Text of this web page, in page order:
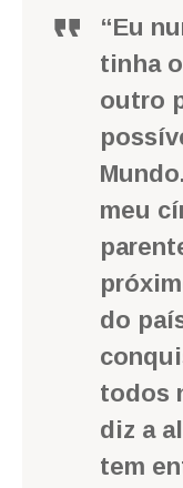
“Eu
tinha
outro
meu
do
todos
diz a
tem